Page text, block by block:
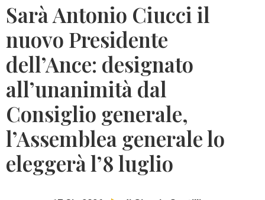
Sarà Antonio Ciucci il
nuovo Presidente
dell’Ance: designato
all’unanimità dal
Consiglio generale,
l’Assemblea generale lo
eleggerà l’8 luglio